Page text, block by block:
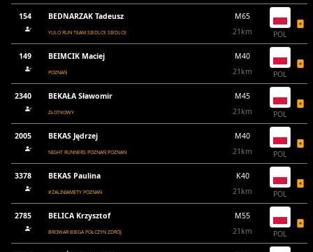
154 BEDNARZAK Tadeusz
YULO RUN TEAM SIEDLCE SIEDLCE
M65
21km
POL
149 BEIMCIK Maciej
POZNAŃ
M40
21km
POL
2340 BEKAŁA Sławomir
ZŁOTKOWY
M45
21km
POL
2005 BEKAS Jędrzej
NIGHT RUNNERS POZNAŃ POZNAŃ
M40
21km
POL
3378 BEKAS Paulina
#ZALINIAMETY POZNAŃ
K40
21km
POL
2785 BELICA Krzysztof
BROWAR BIEGA POŁCZYN ZDRÓJ
M55
21km
POL